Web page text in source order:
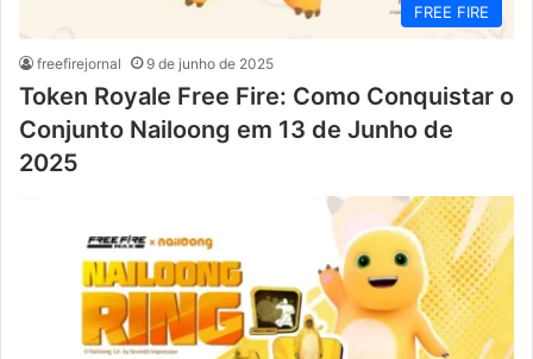
FREE FIRE
freefirejornal 9 de junho de 2025
Token Royale Free Fire: Como Conquistar o
Conjunto Nailoong em 13 de Junho de
2025